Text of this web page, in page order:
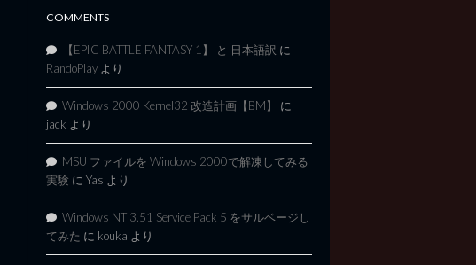
COMMENTS
【EPIC BATTLE FANTASY 1】 と 日本語訳 に
RandoPlay より
Windows 2000 Kernel32 改造計画【BM】
に
jack より
MSU ファイルを Windows 2000で解凍してみる
実験 に Yas より
Windows NT 3.51 Service Pack 5 をサルベージし
てみた に kouka より